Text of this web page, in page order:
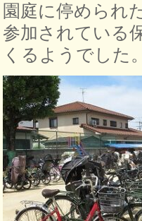
園庭に停められ
参加されている
くるようでした